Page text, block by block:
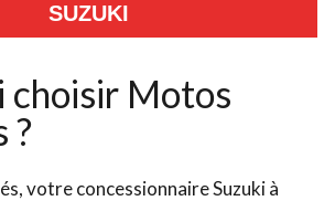
SUZUKI
choisir Motos
?
votre concessionnaire Suzuki à